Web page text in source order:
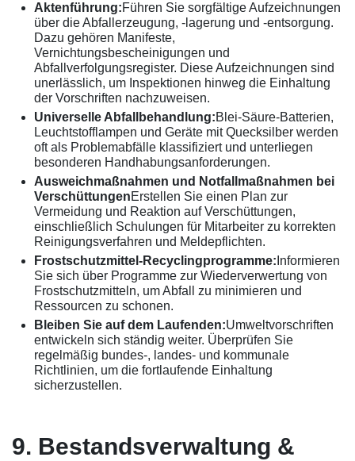
Aktenführung:Führen Sie sorgfältige Aufzeichnungen
über die Abfallerzeugung, -lagerung und -entsorgung.
Dazu gehören Manifeste,
Vernichtungsbescheinigungen und
Abfallverfolgungsregister. Diese Aufzeichnungen sind
unerlässlich, um Inspektionen hinweg die Einhaltung
der Vorschriften nachzuweisen.
Universelle Abfallbehandlung:Blei-Säure-Batterien,
Leuchtstofflampen und Geräte mit Quecksilber werden
oft als Problemabfälle klassifiziert und unterliegen
besonderen Handhabungsanforderungen.
Ausweichmaßnahmen und Notfallmaßnahmen bei
VerschüttungenErstellen Sie einen Plan zur
Vermeidung und Reaktion auf Verschüttungen,
einschließlich Schulungen für Mitarbeiter zu korrekten
Reinigungsverfahren und Meldepflichten.
Frostschutzmittel-Recyclingprogramme: Informieren
Sie sich über Programme zur Wiederverwertung von
Frostschutzmitteln, um Abfall zu minimieren und
Ressourcen zu schonen.
Bleiben Sie auf dem Laufenden:Umweltvorschriften
entwickeln sich ständig weiter. Überprüfen Sie
regelmäßig bundes-, landes- und kommunale
Richtlinien, um die fortlaufende Einhaltung
sicherzustellen.
9. Bestandsverwaltung &